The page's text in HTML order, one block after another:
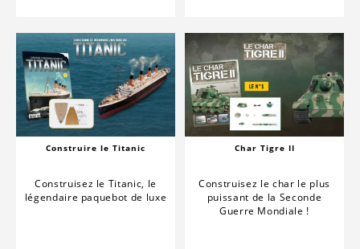
Construire le Titanic
Construisez le Titanic, le
légendaire paquebot de luxe
Char Tigre II
Construisez le char le plus
puissant de la Seconde
Guerre Mondiale !